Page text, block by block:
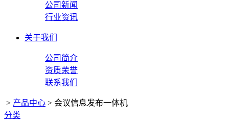
公司新闻
行业资讯
关于我们
公司简介
资质荣誉
联系我们
> 产品中心 > 会议信息发布一体机
分类